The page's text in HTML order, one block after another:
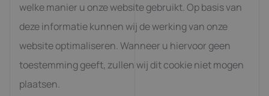
welke manier u onze website gebruikt. Op basis van
deze informatie kunnen wij de werking van onze
website optimaliseren. Wanneer u hiervoor geen
toestemming geeft, zullen wij dit cookie niet mogen
plaatsen.